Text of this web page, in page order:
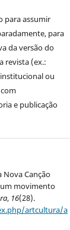
para assumir
para
da versão do
revista (ex.:
ou
e publicação
Nova Canção
um movimento
, 16(28).
artcultura/a